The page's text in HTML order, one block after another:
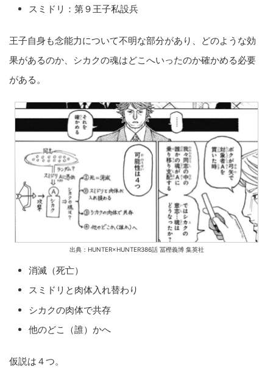
スミドリ：第９王子私設兵
王子自身も念能力について不明な部分があり、どのような効
果があるのか、シカクの魂はどこへいったのか確かめる必要
がある。
出典：HUNTER×HUNTER386話 冨樫義博 集英社
消滅（死亡）
スミドリと肉体入れ替わり
シカクの肉体で共存
他のどこ（誰）かへ
仮説は４つ。